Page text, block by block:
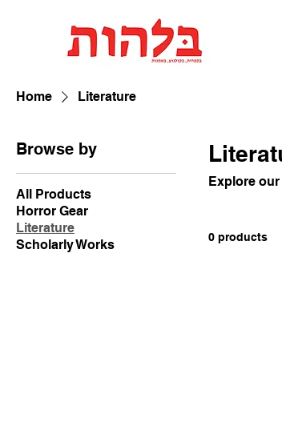
Home Literature
Browse by
All Products
Horror Gear
Literature
Scholarly Works
Explore
0 products